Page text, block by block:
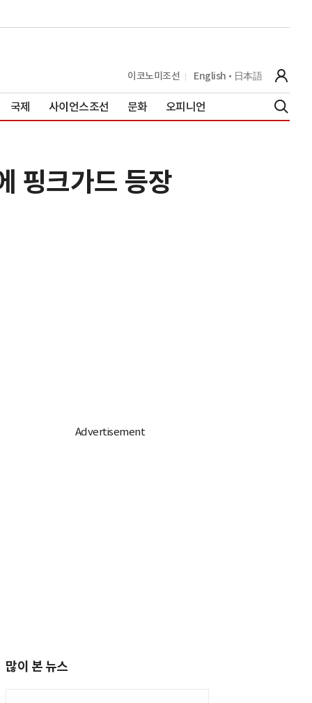
이코노미조선 English 日本語
국제 사이언스조선 문화 오피니언
핑크가드 등장
많이 본 뉴스